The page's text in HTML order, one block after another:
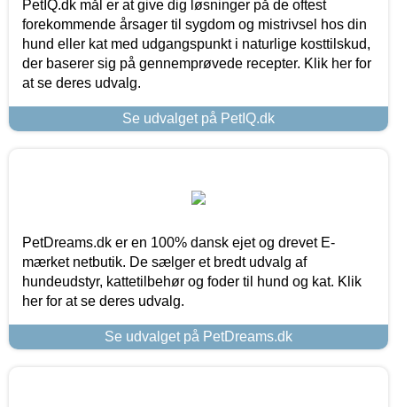
PetIQ.dk mål er at give dig løsninger på de oftest
forekommende årsager til sygdom og mistrivsel hos din
hund eller kat med udgangspunkt i naturlige kosttilskud,
der baserer sig på gennemprøvede recepter. Klik her for
at se deres udvalg.
Se udvalget på PetIQ.dk
PetDreams.dk er en 100% dansk ejet og drevet E-
mærket netbutik. De sælger et bredt udvalg af
hundeudstyr, kattetilbehør og foder til hund og kat. Klik
her for at se deres udvalg.
Se udvalget på PetDreams.dk